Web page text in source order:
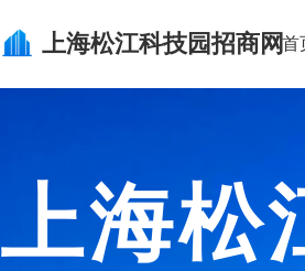
上海松江科技园招商网首
上海松